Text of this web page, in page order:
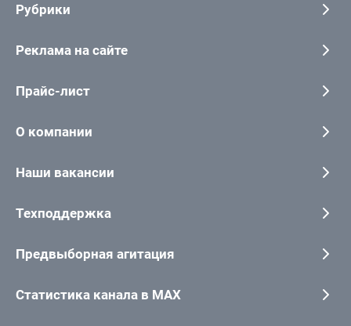
Рубрики
Реклама на сайте
Прайс-лист
О компании
Наши вакансии
Техподдержка
Предвыборная агитация
Статистика канала в MAX